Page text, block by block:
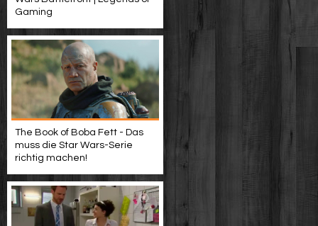
Gaming
The Book of Boba Fett - Das
muss die Star Wars-Serie
richtig machen!